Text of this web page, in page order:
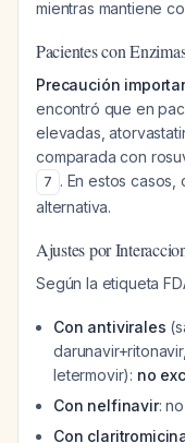
mientras mantiene
Pacientes con
Precaución
encontró que en
elevadas,
comparada con
7 . En estos casos,
alternativa.
Ajustes por
Según la etiqueta
Con antivirales
letermovir): no
Con nelfinavir:
Con